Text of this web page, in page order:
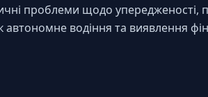
проблеми щодо упередженості,
автономне водіння та виявлення